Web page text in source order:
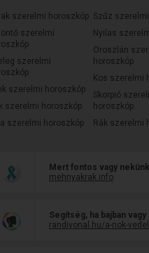
szerelmi horoszkóp
szerelmi
szerelmi
szerelmi horoszkóp
szerelmi horoszkóp
szerelmi horoszkóp
Szűz
Nyilas
Oroszlán
horoszkóp
Kos szerelmi
Skorpió
horoszkóp
Rák szerelmi
Mert fontos vagy nekünk
mehnyakrak.info
Segítség, ha bajban vagy
randivonal.hu/a-nok-